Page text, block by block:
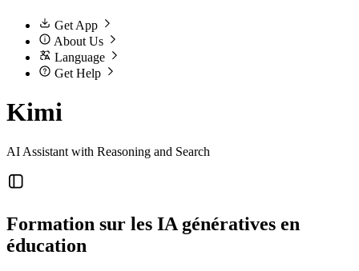
Get App
About Us
Language
Get Help
Kimi
AI Assistant with Reasoning and Search
Formation sur les IA génératives en
éducation